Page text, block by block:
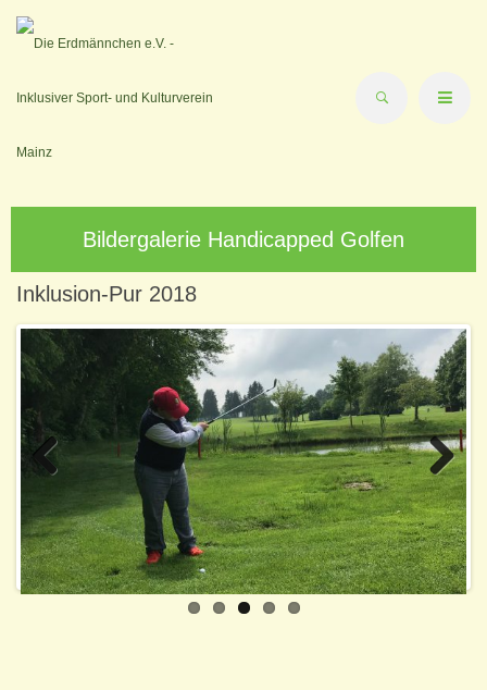
Bildergalerie Handicapped Golfen
Inklusion-Pur 2018
Next